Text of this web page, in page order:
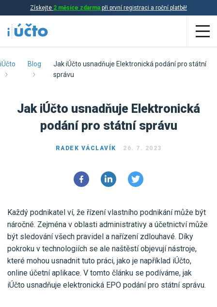
Získejte 2 měsíce zdarma při první registraci a roční platbě!
Aplikace
Daňová evidence
Fakturace
Přehled funkcí
Online daňová evidence
Propojení s bankou
Účetní a manažerské reporty
Ceník a sklady
One Stop Shop (OSS)
Pro uživatele iÚčto
Poptávka účetních služeb
Ceník účetních služeb
Pro koho je určené
Pro firmy
Pro živnostníky
VYZKOUŠET ZDARMA PŘIHLÁSIT SE
iÚčto Blog
Jak iÚčto usnadňuje Elektronická podání pro státní
správu
Jak iÚčto usnadňuje Elektronická
podání pro státní správu
RADEK VÁCLAVÍK 26. 7. 2023
Každý podnikatel ví, že řízení vlastního podnikání může být
náročné. Zejména v oblasti administrativy a účetnictví může
být sledování všech pravidel a nařízení zdlouhavé. Díky
pokroku v technologiích se ale naštěstí objevují nástroje,
které mohou usnadnit tuto práci, jako je například iÚčto,
online účetní aplikace. V tomto článku se podíváme, jak
iÚčto usnadňuje elektronická EPO podání pro státní správu.